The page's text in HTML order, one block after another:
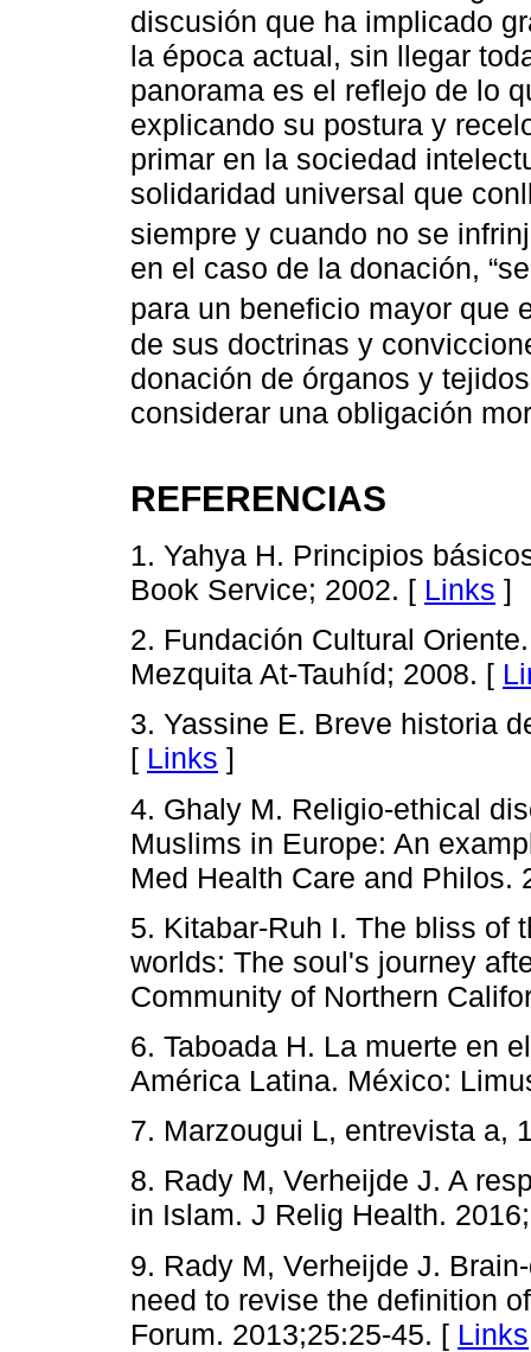
discusión que ha implicado
la época actual, sin llegar
panorama es el reflejo de lo
explicando su postura y
primar en la sociedad
solidaridad universal que
siempre y cuando no se
en el caso de la donación,
para un beneficio mayor que
de sus doctrinas y
donación de órganos y
considerar una obligación
REFERENCIAS
1. Yahya H. Principios
Book Service; 2002. [ Links ]
2. Fundación Cultural
Mezquita At-Tauhíd; 2008. [
3. Yassine E. Breve historia
[ Links ]
4. Ghaly M. Religio-ethical
Muslims in Europe: An
Med Health Care and Philos.
5. Kitabar-Ruh I. The bliss of
worlds: The soul's journey
Community of Northern
6. Taboada H. La muerte en
América Latina. México:
7. Marzougui L, entrevista a,
8. Rady M, Verheijde J. A
in Islam. J Relig Health.
9. Rady M, Verheijde J.
need to revise the definition
Forum. 2013;25:25-45. [ Links